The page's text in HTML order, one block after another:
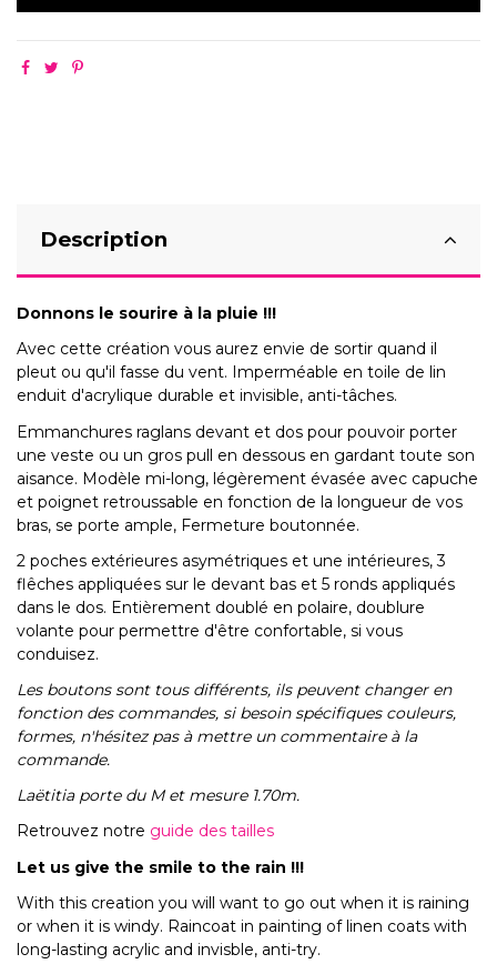
Description
Donnons le sourire à la pluie !!!
Avec cette création vous aurez envie de sortir quand il
pleut ou qu'il fasse du vent. Imperméable en toile de lin
enduit d'acrylique durable et invisible, anti-tâches.
Emmanchures raglans devant et dos pour pouvoir porter
une veste ou un gros pull en dessous en gardant toute son
aisance. Modèle mi-long, légèrement évasée avec capuche
et poignet retroussable en fonction de la longueur de vos
bras, se porte ample, Fermeture boutonnée.
2 poches extérieures asymétriques et une intérieures, 3
flêches appliquées sur le devant bas et 5 ronds appliqués
dans le dos. Entièrement doublé en polaire, doublure
volante pour permettre d'être confortable, si vous
conduisez.
Les boutons sont tous différents, ils peuvent changer en
fonction des commandes, si besoin spécifiques couleurs,
formes, n'hésitez pas à mettre un commentaire à la
commande.
Laëtitia porte du M et mesure 1.70m.
Retrouvez notre guide des tailles
Let us give the smile to the rain !!!
With this creation you will want to go out when it is raining
or when it is windy. Raincoat in painting of linen coats with
long-lasting acrylic and invisble, anti-try.